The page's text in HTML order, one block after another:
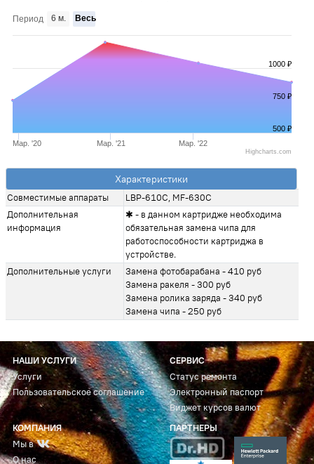
Мар. '20 Мар. '21 Мар. '22
1000 ₽
500 ₽
750 ₽
Период 6 м. Весь
Highcharts.com
Характеристики
Совместимые аппараты
LBP-610C, MF-630C
Дополнительная
информация
✱ - в данном картридже необходима
обязательная замена чипа для
работоспособности картриджа в
устройстве.
Дополнительные услуги
Замена фотобарабана - 410 руб
Замена ракеля - 300 руб
Замена ролика заряда - 340 руб
Замена чипа - 250 руб
НАШИ УСЛУГИ
Услуги
Пользовательское соглашение
СЕРВИС
Статус ремонта
Электронный паспорт
Виджет курсов валют
КОМПАНИЯ
Мы в
О нас
ПАРТНЕРЫ